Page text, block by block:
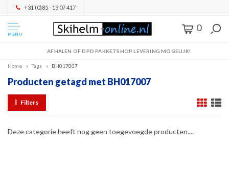
+31 (0)85 - 13 07 417
MENU
0
AFHALEN OF DPD PAKKETSHOP LEVERING MOGELIJK!
Home Tags BH017007
Producten getagd met BH017007
Filters
Deze categorie heeft nog geen toegevoegde producten....